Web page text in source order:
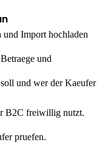
Import hochladen
und
und wer der Kaeufer
B2C freiwillig nutzt.
pruefen.